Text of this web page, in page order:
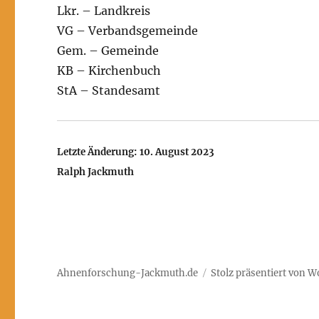
Lkr. – Landkreis
VG – Verbandsgemeinde
Gem. – Gemeinde
KB – Kirchenbuch
StA – Standesamt
Letzte Änderung: 10. August 2023
Ralph Jackmuth
Ahnenforschung-Jackmuth.de Stolz präsentiert von